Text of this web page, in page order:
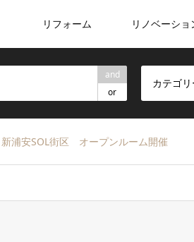
リフォーム リノベーショ
and
or
カテゴ
浦安SOL街区 オープンルーム開催